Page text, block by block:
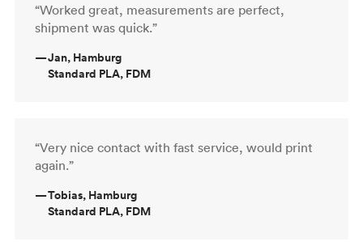
“Worked great, measurements are perfect,
shipment was quick.”
—Jan, Hamburg
Standard PLA, FDM
“Very nice contact with fast service, would print
again.”
—Tobias, Hamburg
Standard PLA, FDM